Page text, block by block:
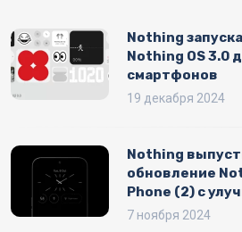
Nothing
Nothing OS 3.0
смартфонов
19 декабря 2024
Nothing
обновление
Phone (2) с
интерфейса и
7 ноября 2024